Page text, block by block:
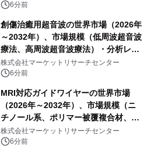
6分前
創傷治癒用超音波の世界市場（2026年
～2032年）、市場規模（低周波超音波
療法、高周波超音波療法）・分析レポ
ートを発表
株式会社マーケットリサーチセンター
6分前
MRI対応ガイドワイヤーの世界市場
（2026年～2032年）、市場規模（ニ
チノール系、ポリマー被覆複合材、そ
の他）・分析レポートを発表
株式会社マーケットリサーチセンター
6分前